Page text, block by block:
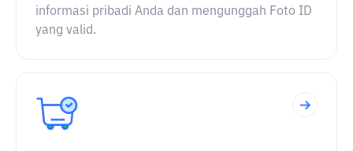
informasi pribadi Anda dan mengunggah Foto ID
yang valid.